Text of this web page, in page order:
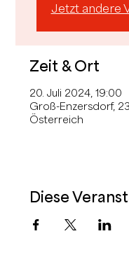
Jetzt andere
Zeit & Ort
20. Juli 2024, 19:00
Groß-Enzersdorf,
Österreich
Diese